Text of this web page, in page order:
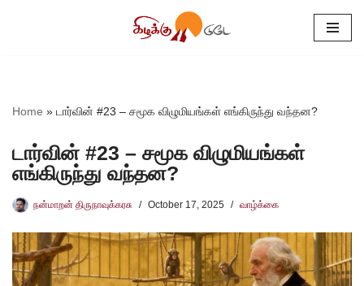
Home » டார்வின் #23 – சமூக விழுமியங்கள் எங்கிருந்து வந்தன?
டார்வின் #23 – சமூக விழுமியங்கள்
எங்கிருந்து வந்தன?
நன்மாறன் திருநாவுக்கரசு October 17, 2025 வாழ்க்கை